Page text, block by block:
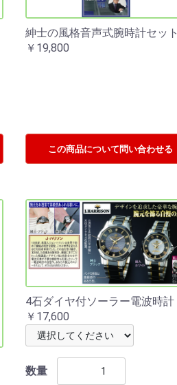
紳士の風格音声式腕時計セット
￥19,800
この商品について 問い合わせる
4石ダイヤ付ソーラー電波時計
￥17,600
数量